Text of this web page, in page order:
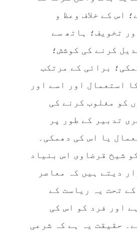
اس کے خلاف وعظ و
تخویف؛ ہاتھ سے
کرنے کی کوشش؛
برائی کے مرتکب
استعمال اور اسے اور
کو مغلوب کرنے کی
تدبیر کے طور پر
یا اس کی دھمکی۔
شیخ قرضاوی اس بنیاد
دیتے ہیں کہ معاصر
تحت یہ ریاست کے
اور فرد کو اس کی
حقیقت یہ ہے کہ شرعی